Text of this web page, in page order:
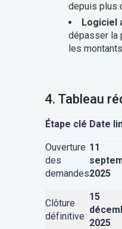
depuis plus
Logiciel
dépasser la
les
4. Tableau
Étape clé Date
Ouverture
des
demandes
11
2025
Clôture
définitive
15
2025